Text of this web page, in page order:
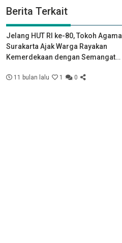
Berita Terkait
Jelang HUT RI ke-80, Tokoh Agama
Surakarta Ajak Warga Rayakan
Kemerdekaan dengan Semangat
11 bulan lalu 1 0